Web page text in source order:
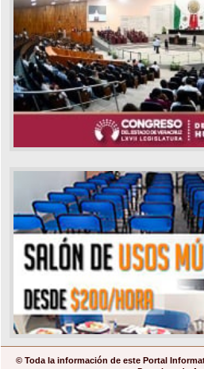
© Toda la información de este Portal